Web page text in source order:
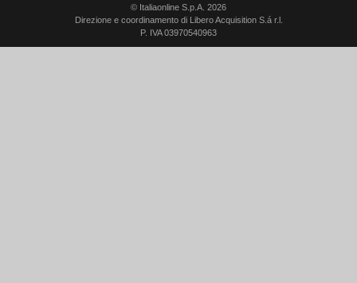
© Italiaonline S.p.A. 2026
Direzione e coordinamento di Libero Acquisition S.á r.l.
P. IVA 03970540963